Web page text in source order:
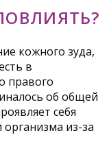
кожного зуда,
в
правого
об общей
себя
из-за